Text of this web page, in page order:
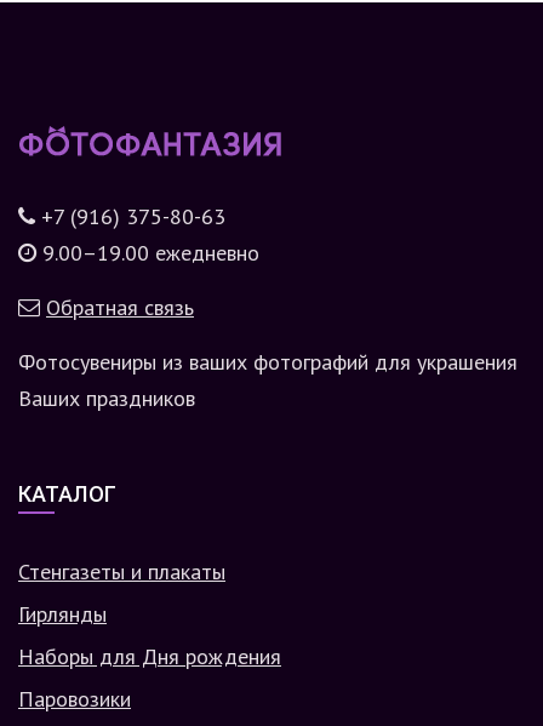
+7 (916) 375-80-63
9.00–19.00 ежедневно
Обратная связь
Фотосувениры из ваших фотографий для украшения
Ваших праздников
КАТАЛОГ
Стенгазеты и плакаты
Гирлянды
Наборы для Дня рождения
Паровозики